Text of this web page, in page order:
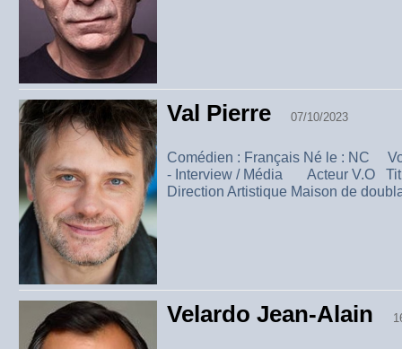
Val Pierre 07/10/2023
Comédien : Français Né le : NC
- Interview / Média Acteur V.O
Direction Artistique Maison de
Velardo Jean-Alain